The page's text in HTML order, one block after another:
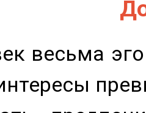
весьма